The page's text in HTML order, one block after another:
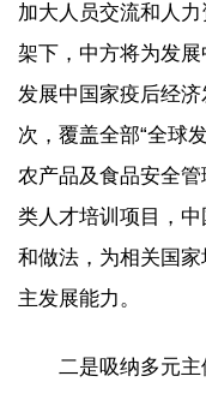
加大人员交流和人
架下，中方将为发
发展中国家疫后经
次，覆盖全部“全球
农产品及食品安全
类人才培训项目，
和做法，为相关国
主发展能力。
二是吸纳多元